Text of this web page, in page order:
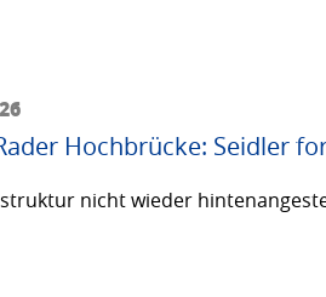
Hochbrücke: Seidler
nicht wieder